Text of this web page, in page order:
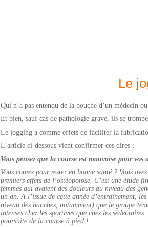
Le
Qui n’a pas entendu de la bouche d’un
Et bien, sauf cas de pathologie grave, ils se
Le jogging a comme effets de faciliter la
L’article ci-dessous vient confirmer ces dires :
Vous pensez que la course est mauvaise pour
Vous courez pour rester en bonne santé ? Vous
premiers effets de l’ostéoporose. C’est une
femmes qui avaient des douleurs au niveau des
un an. A l’issue de cette année d’entraînement,
niveau des hanches, notamment) que le groupe
intenses chez les sportives que chez les
poursuite de la course à pied !